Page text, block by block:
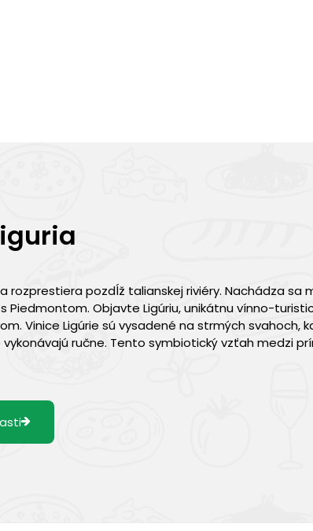
rozprestiera pozdĺž talianskej riviéry. Nachádza sa
Piedmontom. Objavte Ligúriu, unikátnu vínno-
Vinice Ligúrie sú vysadené na strmých svahoch,
ručne. Tento symbiotický vzťah medzi